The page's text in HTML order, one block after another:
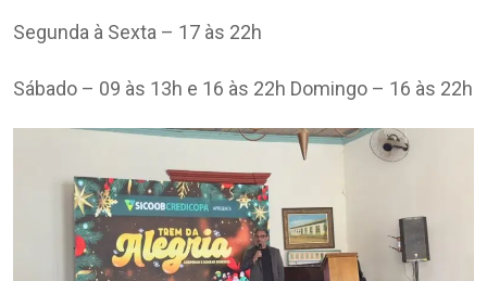
Segunda à Sexta – 17 às 22h
Sábado – 09 às 13h e 16 às 22h Domingo – 16 às 22h